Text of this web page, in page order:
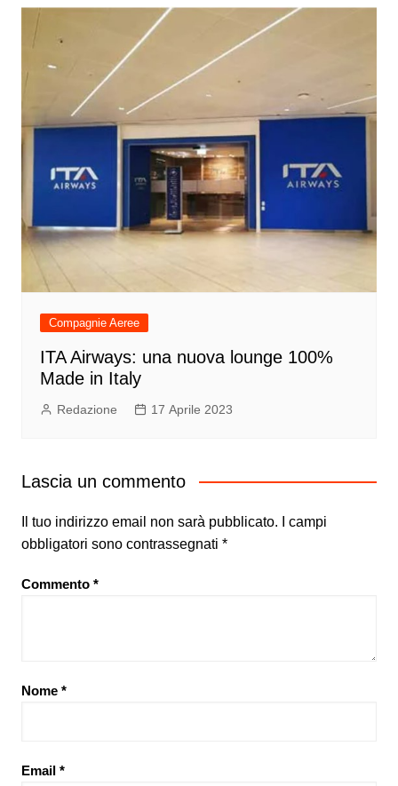
Compagnie Aeree
ITA Airways: una nuova lounge 100%
Made in Italy
Redazione 17 Aprile 2023
Lascia un commento
Il tuo indirizzo email non sarà pubblicato.
I campi
obbligatori sono contrassegnati *
Commento *
Nome *
Email *